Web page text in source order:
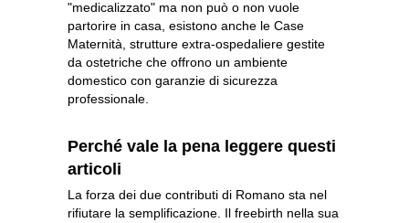
"medicalizzato" ma non può o non vuole
partorire in casa, esistono anche le Case
Maternità, strutture extra-ospedaliere gestite
da ostetriche che offrono un ambiente
domestico con garanzie di sicurezza
professionale.
Perché vale la pena leggere questi
articoli
La forza dei due contributi di Romano sta nel
rifiutare la semplificazione. Il freebirth nella sua